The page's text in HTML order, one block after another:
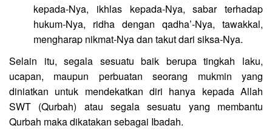
kepada-Nya, ikhlas kepada-Nya, sabar terhadap
hukum-Nya, ridha dengan qadha’-Nya, tawakkal,
mengharap nikmat-Nya dan takut dari siksa-Nya.
Selain itu, segala sesuatu baik berupa tingkah laku,
ucapan, maupun perbuatan seorang mukmin yang
diniatkan untuk mendekatkan diri hanya kepada Allah
SWT (Qurbah) atau segala sesuatu yang membantu
Qurbah maka dikatakan sebagai Ibadah.